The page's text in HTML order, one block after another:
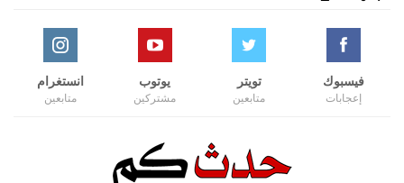
فيسبوك
إعجابات
تويتر
متابعين
يوتوب
مشتركين
انستغرام
متابعين